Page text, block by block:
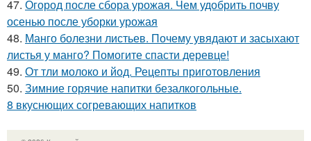
47. Огород после сбора урожая. Чем удобрить почву
осенью после уборки урожая
48. Манго болезни листьев. Почему увядают и засыхают
листья у манго? Помогите спасти деревце!
49. От тли молоко и йод. Рецепты приготовления
50. Зимние горячие напитки безалкогольные.
8 вкуснющих согревающих напитков